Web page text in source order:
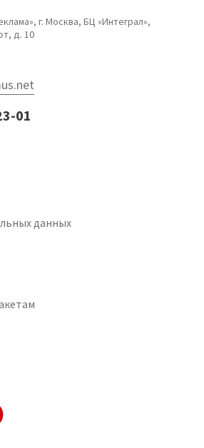
г. Москва, БЦ «Интеграл»,
д. 10
01
данных